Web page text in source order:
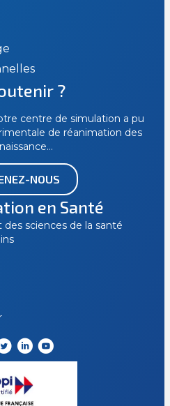
?
centre de simulation a pu
de réanimation des
NOUS
en Santé
sciences de la santé